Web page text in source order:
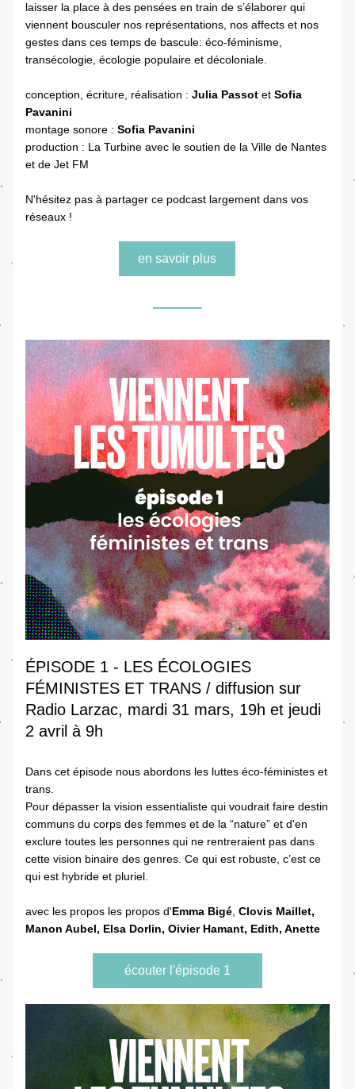
laisser la place à des pensées en train de s’élaborer qui
viennent bousculer nos représentations, nos affects et nos
gestes dans ces temps de bascule: éco-féminisme,
transécologie, écologie populaire et décoloniale.
conception, écriture, réalisation : Julia Passot et Sofia
Pavanini
montage sonore : Sofia Pavanini
production : La Turbine avec le soutien de la Ville de Nantes
et de Jet FM
N'hésitez pas à partager ce podcast largement dans vos
réseaux !
en savoir plus
ÉPISODE 1 - LES ÉCOLOGIES
FÉMINISTES ET TRANS / diffusion sur
Radio Larzac, mardi 31 mars, 19h et jeudi
2 avril à 9h
Dans cet épisode nous abordons les luttes éco-féministes et
trans.
Pour dépasser la vision essentialiste qui voudrait faire destin
communs du corps des femmes et de la “nature” et d'en
exclure toutes les personnes qui ne rentreraient pas dans
cette vision binaire des genres. Ce qui est robuste, c’est ce
qui est hybride et pluriel.
avec les propos les propos d'Emma Bigé Clovis Maillet,
Manon Aubel, Elsa Dorlin, Oivier Hamant, Edith, Anette
écouter l'épisode 1